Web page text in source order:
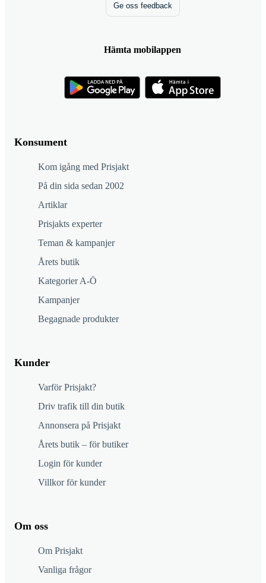
Konsument
Kom igång med Prisjakt
På din sida sedan 2002
Artiklar
Prisjakts experter
Teman & kampanjer
Årets butik
Kategorier A-Ö
Kampanjer
Begagnade produkter
Kunder
Varför Prisjakt?
Driv trafik till din butik
Annonsera på Prisjakt
Årets butik – för butiker
Login för kunder
Villkor för kunder
Om oss
Om Prisjakt
Vanliga frågor
Ge oss feedback
Hämta mobilappen